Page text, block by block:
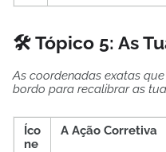
🛠️ Tópico 5: As
As coordenadas exatas
bordo para recalibrar as
Íco
ne
A Ação Corretiva